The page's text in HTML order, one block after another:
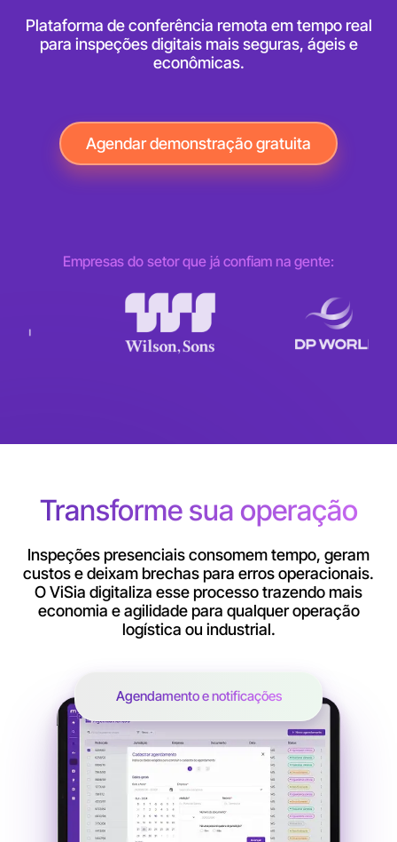
Plataforma de conferência remota em tempo real
para inspeções digitais mais seguras, ágeis e
econômicas.
Agendar demonstração gratuita
Empresas do setor que já confiam na gente:
Transforme sua operação
Inspeções presenciais consomem tempo, geram
custos e deixam brechas para erros operacionais.
O ViSia digitaliza esse processo trazendo mais
economia e agilidade para qualquer operação
logística ou industrial.
Agendamento e notificações